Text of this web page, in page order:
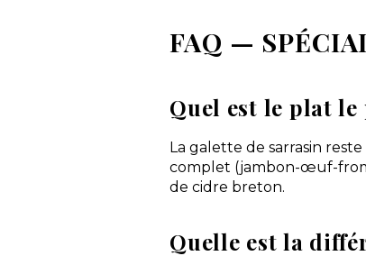
FAQ —
Quel est le plat
La galette de sarrasin
complet (jambon-œuf-
de cidre breton.
Quelle est la